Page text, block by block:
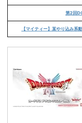
第2回
【マイティー】某やり込み系